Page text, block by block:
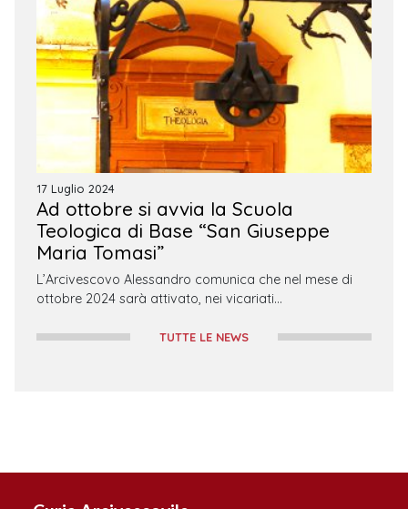
17 Luglio 2024
Ad ottobre si avvia la Scuola
Teologica di Base “San Giuseppe
Maria Tomasi”
L’Arcivescovo Alessandro comunica che nel mese di
ottobre 2024 sarà attivato, nei vicariati…
TUTTE LE NEWS